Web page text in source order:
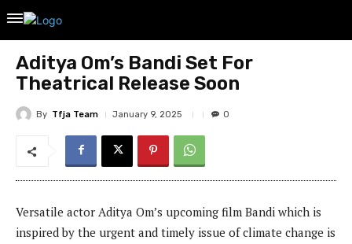
Aditya Om’s Bandi Set For
Theatrical Release Soon
By Tfja Team January 9, 2025 0
Versatile actor Aditya Om’s upcoming film Bandi which is
inspired by the urgent and timely issue of climate change is